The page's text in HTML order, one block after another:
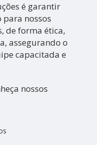
é garantir
nossos
de forma ética,
assegurando o
capacitada e
nossos